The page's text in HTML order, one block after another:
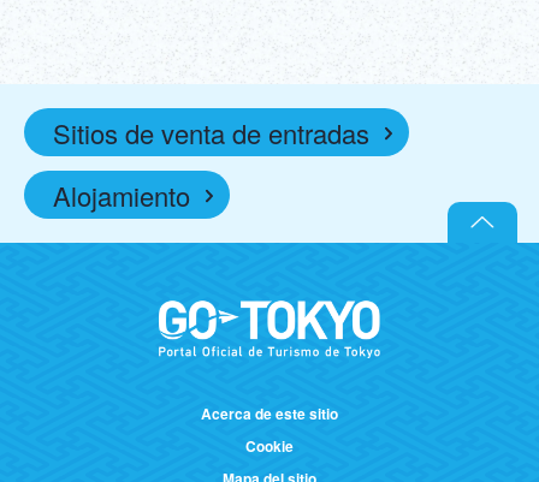
Sitios de venta de entradas
Alojamiento
Acerca de este sitio
Cookie